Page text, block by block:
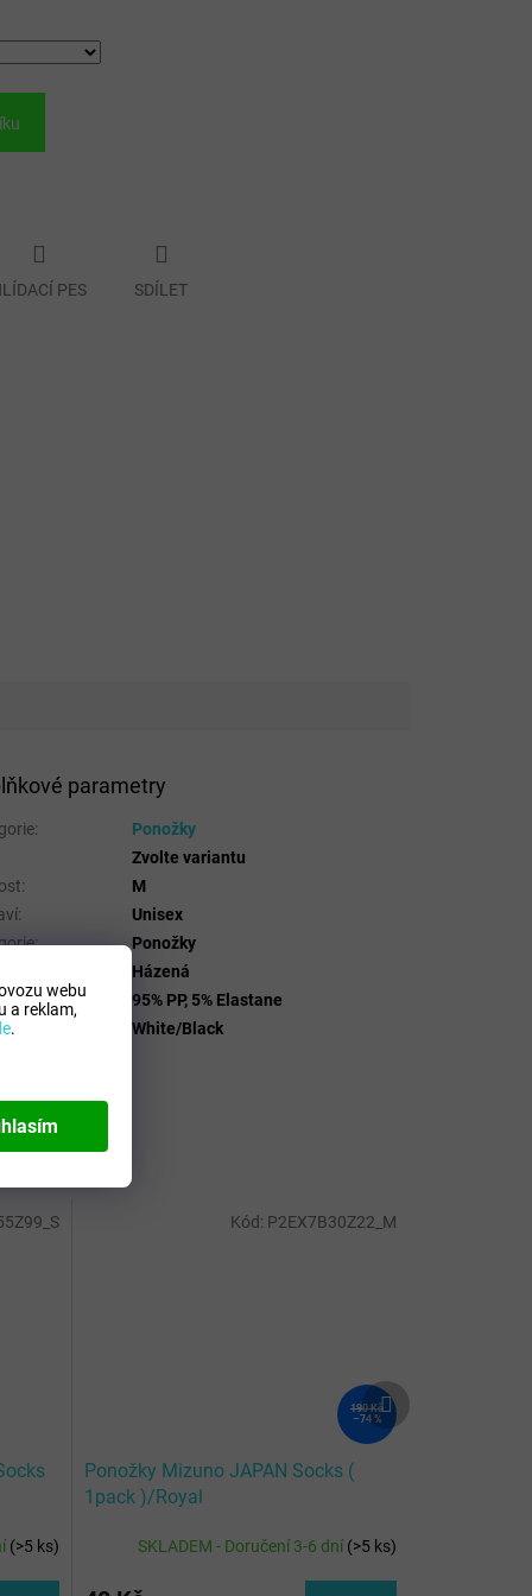
webu
a reklam,
.
PES SDÍLET
(>5 ks)
190 Kč
–74 %
Ponožky Mizuno JAPAN Socks (
1pack )/Royal
SKLADEM - Doručení 3-6 dní(>5 ks)
Kód: P2EX7B30Z22_M
produkt
parametry
:
Ponožky
Zvolte variantu
:
M
:
Unisex
:
Ponožky
Házená
složení
95% PP, 5% Elastane
: White/Black